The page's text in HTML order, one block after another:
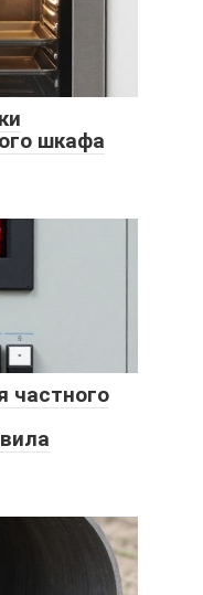
шкафа
частного